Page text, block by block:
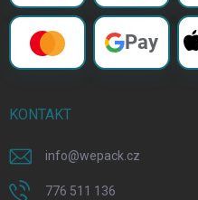
Pay
KONTAKT
info@wepack.cz
776 511 136